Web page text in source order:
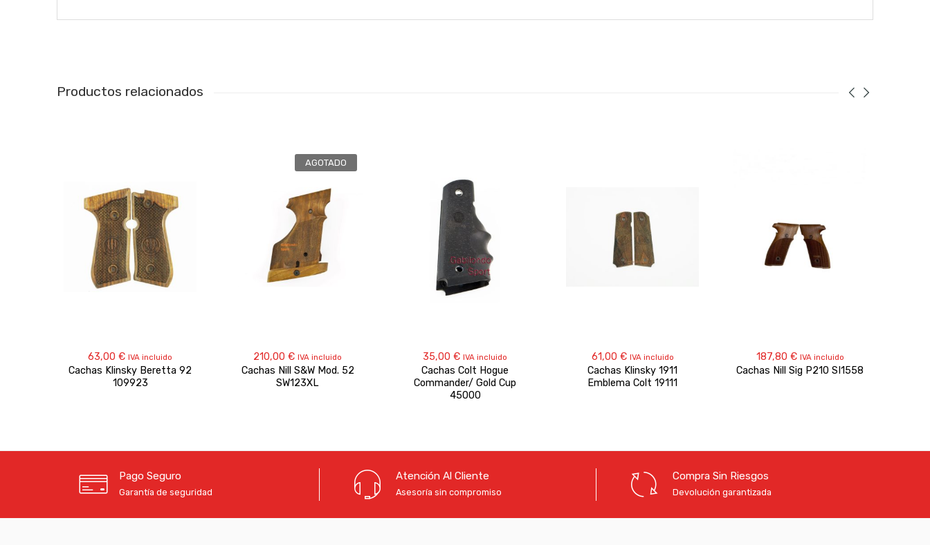
Productos relacionados
63,00 € IVA incluido
Cachas Klinsky Beretta 92
109923
AGOTADO
210,00 € IVA incluido
Cachas Nill S&W Mod. 52
SW123XL
35,00 € IVA incluido
Cachas Colt Hogue
Commander/ Gold Cup
45000
61,00 € IVA incluido
Cachas Klinsky 1911
Emblema Colt 19111
187,80 € IVA incluido
Cachas Nill Sig P210 SI1558
Pago Seguro
Garantía de seguridad
Atención Al Cliente
Asesoría sin compromiso
Compra Sin Riesgos
Devolución garantizada